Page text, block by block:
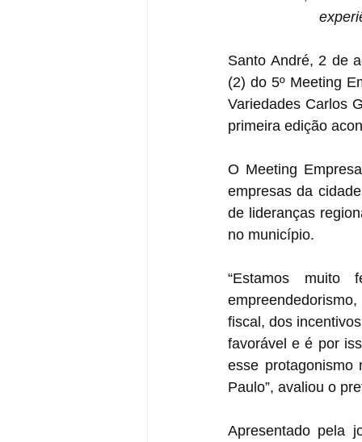
Santo André, 2 de
(2) do 5º Meeting
Variedades Carlos
primeira edição
O Meeting
empresas da
de lideranças
no município.
“Estamos muito
fiscal, dos
favorável e é por
esse
Paulo”, avaliou o
Apresentado pela